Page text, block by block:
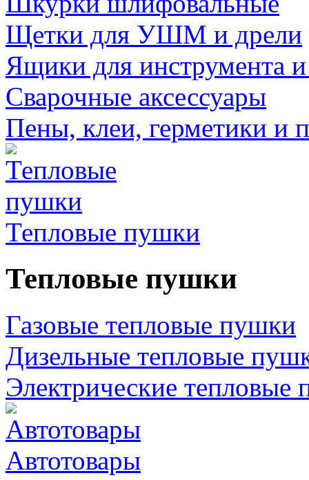
Щетки для УШМ и дрели
Ящики для инструмента
Сварочные аксессуары
Пены, клеи, герметики и
Тепловые пушки
Тепловые пушки
Газовые тепловые пушки
Дизельные тепловые
Электрические тепловые
Автотовары